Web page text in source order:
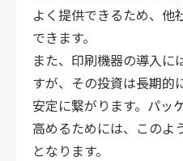
よく提供できるため、他
できます。
また、印刷機器の導入に
すが、その投資は長期的
安定に繋がります。パッ
高めるためには、このよ
となります。